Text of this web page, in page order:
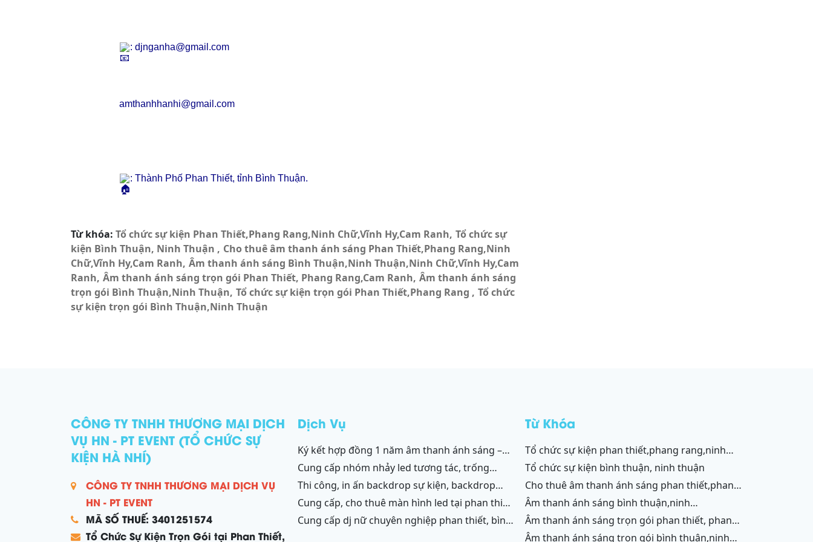
: djnganha@gmail.com
amthanhhanhi@gmail.com
: Thành Phố Phan Thiết, tỉnh Bình Thuận.
Từ khóa: Tổ chức sự kiện Phan Thiết,Phang Rang,Ninh Chữ,Vĩnh Hy,Cam Ranh Tổ chức sự
kiện Bình Thuận, Ninh Thuận
Cho thuê âm thanh ánh sáng Phan Thiết,Phang Rang,Ninh
Chữ,Vĩnh Hy,Cam Ranh Âm thanh ánh sáng Bình Thuận,Ninh Thuận,Ninh Chữ,Vĩnh Hy,Cam
Ranh Âm thanh ánh sáng trọn gói Phan Thiết, Phang Rang,Cam Ranh Âm thanh ánh sáng
trọn gói Bình Thuận,Ninh Thuận Tổ chức sự kiện trọn gói Phan Thiết,Phang Rang
Tổ chức
sự kiện trọn gói Bình Thuận,Ninh Thuận
CÔNG TY TNHH THƯƠNG MẠI DỊCH
VỤ HN - PT EVENT (TỔ CHỨC SỰ
KIỆN HÀ NHÍ)
CÔNG TY TNHH THƯƠNG MẠI DỊCH VỤ
HN - PT EVENT
MÃ SỐ THUẾ: 3401251574
Tổ Chức Sự Kiện Trọn Gói tại Phan Thiết,
Dịch Vụ
ký kết hợp đồng 1 năm âm thanh ánh sáng –
sân khấu resort mũi né, tiến thành, kê gà, phan
thiết, ninh thuận
cung cấp nhóm nhảy led tương tác, trống
nước tại ninh thuận – bình thuận
thi công, in ấn backdrop sự kiện, backdrop
gala dinner, backdrop team building, backdrop
cánh gà, chữ nổi 3d, chữ nổi từ formex, chữ nổi
hộp đèn led và ốp alu phan thiết, bình thuận -
cung cấp, cho thuê màn hình led tại phan thiết
- bình thuận, ninh thuận - ninh chữ - phang
rang
cung cấp dj nữ chuyên nghiệp phan thiết, bình
Từ Khóa
tổ chức sự kiện phan thiết,phang rang,ninh
chữ,vĩnh hy,cam ranh
tổ chức sự kiện bình thuận, ninh thuận
cho thuê âm thanh ánh sáng phan thiết,phang
rang,ninh chữ,vĩnh hy,cam ranh
âm thanh ánh sáng bình thuận,ninh
thuận,ninh chữ,vĩnh hy,cam ranh
âm thanh ánh sáng trọn gói phan thiết, phang
rang,cam ranh
âm thanh ánh sáng trọn gói bình thuận,ninh